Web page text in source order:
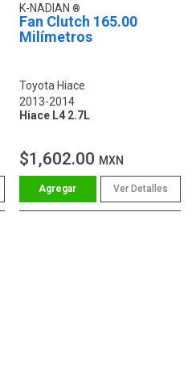
K-NADIAN
Fan Clutch 165.00
Milímetros
Toyota Hiace
2013-2014
Hiace L4 2.7L
$1,602.00 MXN
Ver Detalles